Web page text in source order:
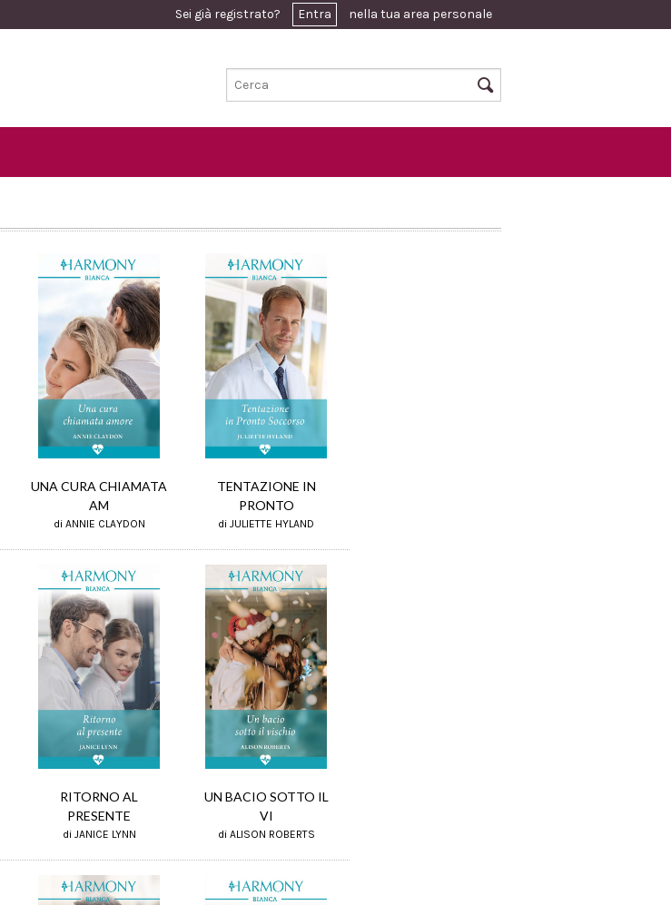
Sei già registrato? Entra nella tua area personale
UNA CURA CHIAMATA
AM
di ANNIE CLAYDON
TENTAZIONE IN
PRONTO
di JULIETTE HYLAND
RITORNO AL
PRESENTE
di JANICE LYNN
UN BACIO SOTTO IL
VI
di ALISON ROBERTS